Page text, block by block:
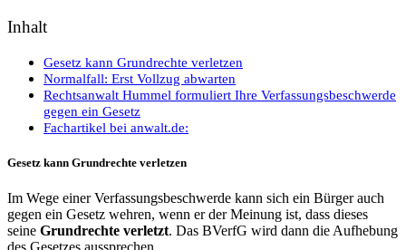
Inhalt
Gesetz kann Grundrechte verletzen
Normalfall: Erst Vollzug abwarten
Rechtsanwalt Hummel formuliert Ihre Verfassungsbeschwerde
gegen ein Gesetz
Fachartikel bei anwalt.de:
Gesetz kann Grundrechte verletzen
Im Wege einer Verfassungsbeschwerde kann sich ein Bürger auch
gegen ein Gesetz wehren, wenn er der Meinung ist, dass dieses
seine Grundrechte verletzt. Das BVerfG wird dann die Aufhebung
des Gesetzes aussprechen.